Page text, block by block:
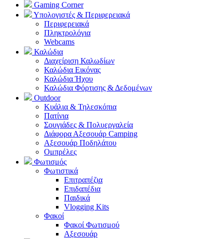
Gaming Corner
Υπολογιστές & Περιφερειακά
Περιφερειακά
Πληκτρολόγια
Webcams
Καλώδια
Διαχείριση Καλωδίων
Καλώδια Εικόνας
Καλώδια Ήχου
Καλώδια Φόρτισης & Δεδομένων
Outdoor
Κυάλια & Τηλεσκόπια
Πατίνια
Σουγιάδες & Πολυεργαλεία
Διάφορα Αξεσουάρ Camping
Αξεσουάρ Ποδηλάτου
Ομπρέλες
Φωτισμός
Φωτιστικά
Επιτραπέζια
Επιδαπέδια
Παιδικά
Vlogging Kits
Φακοί
Φακοί Φωτισμού
Αξεσουάρ